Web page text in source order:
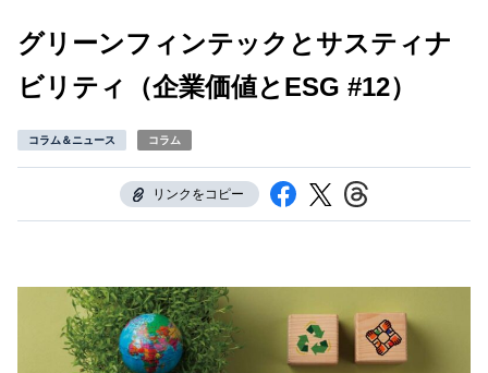
グリーンフィンテックとサスティナ
ビリティ（企業価値とESG #12）
コラム＆ニュース コラム
リンクをコピー